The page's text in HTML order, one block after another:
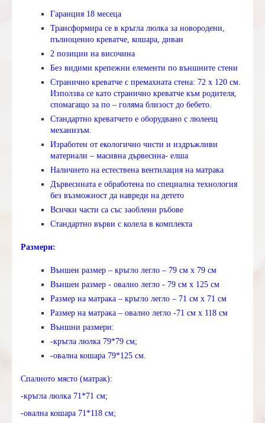
Гаранция 18 месеца
Трансформира се в кръгла люлка за новородени,
пълноценно креватче, кошара, диван
2 позиции на височина
Без видими крепежни елементи по външните стени
Странично креватче с премахната стена: 72 х 120 см.
Използва се като странично креватче към родителя,
спомагащо за по – голяма близост до бебето.
Стандартно креватчето е оборудвано с люлеещ
механизъм.
Изработен от екологично чисти и издръжливи
материали – масивна дървесина- елша
Наличието на естествена вентилация на матрака
Дървесината е обработена по специална технология
без възможност да навреди на детето
Всички части са със заоблени ръбове
Стандартно върви с колела в комплекта
Размери:
Външен размер – кръгло легло – 79 см х 79 см
Външен размер - овално легло - 79 см х 125 см
Размер на матрака – кръгло легло – 71 см х 71 см
Размер на матрака – овално легло -71 см х 118 см
Външни размери:
-кръгла люлка 79*79 см;
-овална кошара 79*125 см.
Спалното място (матрак):
-кръгла люлка 71*71 см;
-овална кошара 71*118 см;